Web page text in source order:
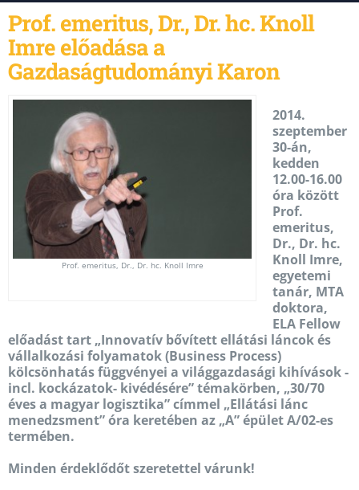
Prof. emeritus, Dr., Dr. hc. Knoll
Imre előadása a
Gazdaságtudományi Karon
Prof. emeritus, Dr., Dr. hc. Knoll Imre
2014.
szeptember
30-án,
kedden
12.00-16.00
óra között
Prof.
emeritus,
Dr., Dr. hc.
Knoll Imre,
egyetemi
tanár, MTA
doktora,
ELA Fellow
előadást tart „Innovatív bővített ellátási láncok és
vállalkozási folyamatok (Business Process)
kölcsönhatás függvényei a világgazdasági kihívások -
incl. kockázatok- kivédésére” témakörben, „30/70
éves a magyar logisztika” címmel „Ellátási lánc
menedzsment” óra keretében az „A” épület A/02-es
termében.
Minden érdeklődőt szeretettel várunk!